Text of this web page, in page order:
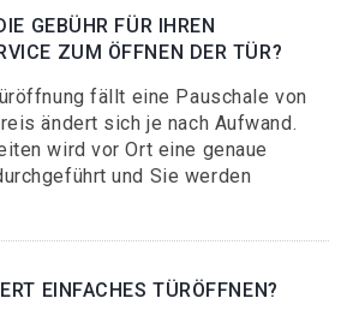
GEBÜHR FÜR IHREN
ZUM ÖFFNEN DER TÜR?
fällt eine Pauschale von
ändert sich je nach Aufwand.
wird vor Ort eine genaue
und Sie werden
EINFACHES TÜRÖFFNEN?